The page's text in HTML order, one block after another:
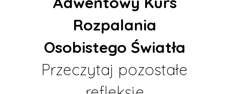
Rozpalania
Osobistego Światła
Przeczytaj pozostałe